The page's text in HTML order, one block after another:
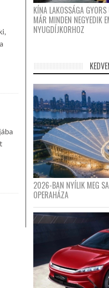
KÍNA LAKOSSÁGA
MÁR MINDEN NEGYEDIK
NYUGDÍJKORHOZ
2026-BAN NYÍLIK MEG
OPERAHÁZA